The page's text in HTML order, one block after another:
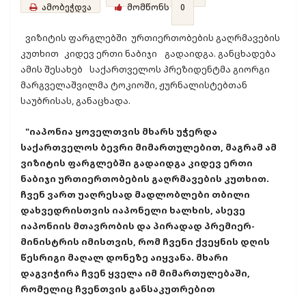
ამობეჭდვა მომწონს 0
ვიზიტის ფარგლებში ურთიერთობების გაღრმავების
კუთხით
კიდევ ერთი ნაბიჯი
გადაიდგა. განცხადება
ამის შესახებ
საქართველოს პრეზიდენტმა გიორგი
მარგველაშვილმა ტოკიოში, ჟურნალისტებთან
საუბრისას, განაცხადა.
"იაპონია ყოველთვის მხარს უჭერდა
საქართველოს ბევრი მიმართულებით, მაგრამ ამ
ვიზიტის ფარგლებში გადაიდგა კიდევ ერთი
ნაბიჯი ურთიერთობების გაღრმავების კუთხით.
ჩვენ ვართ უაღრესად მადლობლები თბილი
დახვედრისთვის იაპონელი ხალხის, ასევე
იაპონიის მთავრობის და პირადად პრემიერ-
მინისტრის იმისთვის, რომ ჩვენი ქვეყნის დღის
წესრიგი მაღალ დონეზე აიყვანა. მხარი
დაგვიჭირა ჩვენ ყველა იმ მიმართულებაში,
რომელიც ჩვენთვის განსაკუთრებით